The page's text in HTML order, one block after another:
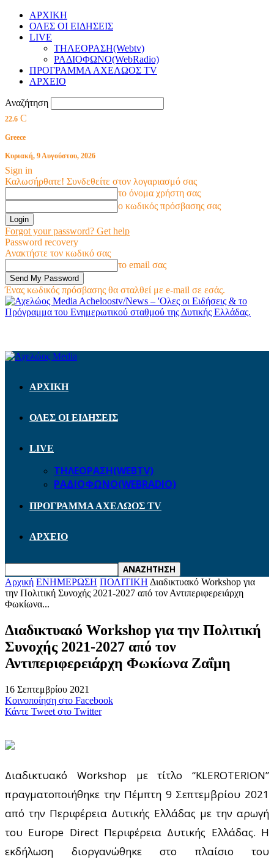
ΑΡΧΙΚΗ
ΟΛΕΣ ΟΙ ΕΙΔΗΣΕΙΣ
LIVE
ΤΗΛΕΟΡΑΣΗ(Webtv)
ΡΑΔΙΟΦΩΝΟ(WebRadio)
ΠΡΟΓΡΑΜΜΑ ΑΧΕΛΩΟΣ TV
ΑΡΧΕΙΟ
Αναζήτηση
22.6 C
Greece
Κυριακή, 9 Αυγούστου, 2026
Sign in
Καλωσήρθατε! Συνδεθείτε στον λογαριασμό σας
το όνομα χρήστη σας
ο κωδικός πρόσβασης σας
Forgot your password? Get help
Password recovery
Ανακτήστε τον κωδικό σας
το email σας
Ένας κωδικός πρόσβασης θα σταλθεί με e-mail σε εσάς.
Acheloostv/News – 'Ολες οι Ειδήσεις & το
Πρόγραμμα του Ενημερωτικού σταθμού της Δυτικής Ελλάδας.
ΑΡΧΙΚΗ
ΟΛΕΣ ΟΙ ΕΙΔΗΣΕΙΣ
LIVE
ΤΗΛΕΟΡΑΣΗ(WEBTV)
ΡΑΔΙΟΦΩΝΟ(WEBRADIO)
ΠΡΟΓΡΑΜΜΑ ΑΧΕΛΩΟΣ TV
ΑΡΧΕΙΟ
Αρχική ΕΝΗΜΕΡΩΣΗ ΠΟΛΙΤΙΚΗ Διαδικτυακό Workshop για
την Πολιτική Συνοχής 2021-2027 από τον Αντιπεριφερειάρχη
Φωκίωνα...
Διαδικτυακό Workshop για την Πολιτική
Συνοχής 2021-2027 από τον
Αντιπεριφερειάρχη Φωκίωνα Ζαΐμη
16 Σεπτεμβρίου 2021
Κοινοποίηση στο Facebook
Κάντε Tweet στο Twitter
Διαδικτυακό Workshop με τίτλο “KLEROTERION”
πραγματοποιήθηκε την Πέμπτη 9 Σεπτεμβρίου 2021
από την Περιφέρεια Δυτικής Ελλάδας με την αρωγή
του Europe Direct Περιφέρεια Δυτικής Ελλάδας. Η
εκδήλωση διοργανώθηκε στο πλαίσιο του